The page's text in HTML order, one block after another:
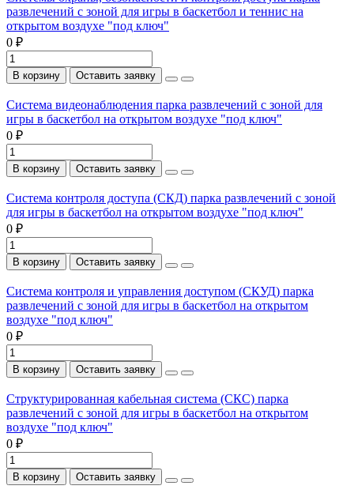
развлечений с зоной для игры в баскетбол и теннис на
открытом воздухе "под ключ"
0 ₽
В корзину Оставить заявку
Система видеонаблюдения парка развлечений с зоной для
игры в баскетбол на открытом воздухе "под ключ"
0 ₽
В корзину Оставить заявку
Система контроля доступа (СКД) парка развлечений с зоной
для игры в баскетбол на открытом воздухе "под ключ"
0 ₽
В корзину Оставить заявку
Система контроля и управления доступом (СКУД) парка
развлечений с зоной для игры в баскетбол на открытом
воздухе "под ключ"
0 ₽
В корзину Оставить заявку
Структурированная кабельная система (СКС) парка
развлечений с зоной для игры в баскетбол на открытом
воздухе "под ключ"
0 ₽
В корзину Оставить заявку